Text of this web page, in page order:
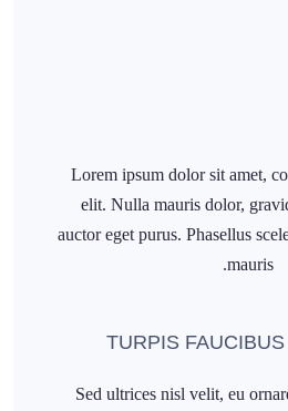
Lorem ipsum dolor sit amet,
elit. Nulla mauris dolor,
auctor eget purus. Phasellus
mauris.
TURPIS
Sed ultrices nisl velit, eu